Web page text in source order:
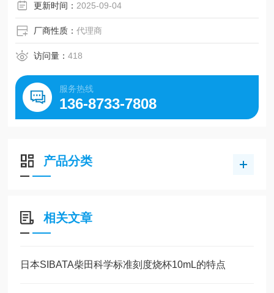
更新时间： 2025-09-04
厂商性质：代理商
访问量：418
服务热线
136-8733-7808
产品分类
相关文章
日本SIBATA柴田科学标准刻度烧杯10mL的特点